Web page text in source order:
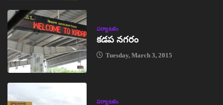
పర్యాటకం
కడప నగరం
Tuesday, March 3, 2015
పర్యాటకం